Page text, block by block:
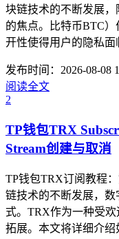
块链技术的不断发展
的焦点。比特币BTC
开性使得用户的隐私面
发布时间：2026-08-08
阅读全文
2
TP钱包TRX
Stream创建与取消
TP钱包TRX订阅教程
链技术的不断发展，
式。TRX作为一种受
拓展。本文将详细介绍